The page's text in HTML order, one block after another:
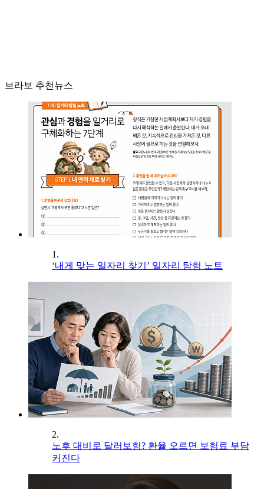
브라보 추천뉴스
1.
‘내게 맞는 일자리 찾기’ 일자리 탐험 노트
2.
노후 대비로 달러보험? 환율 오르면 보험료 부담
커진다